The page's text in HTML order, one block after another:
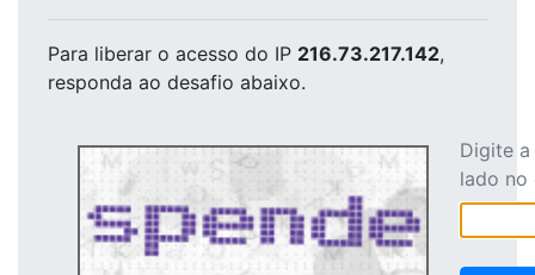
Para liberar o acesso do IP 216.73.217.142,
responda ao desafio abaixo.
Digite
lado no